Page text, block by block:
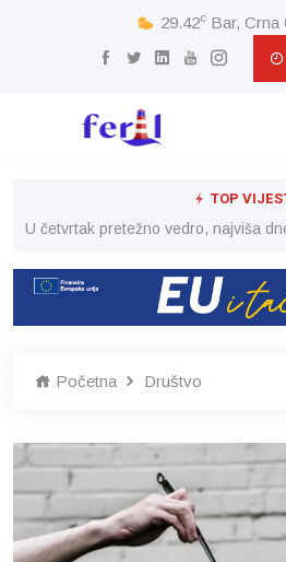
29.42c Bar, Crna
TOP
U četvrtak pretežno vedro, najviša
Početna Društvo